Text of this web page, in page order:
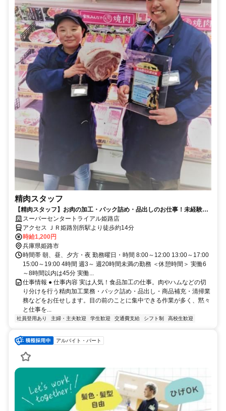
精肉スタッフ
【精肉スタッフ】お肉の加工・パック詰め・品出しのお仕事！未経験者
も大歓迎！
スーパーセンタートライアル姫路店
アクセス ＪＲ姫路別所駅より徒歩約14分
時給1,200円
兵庫県姫路市
時間帯 朝、昼、夕方・夜 勤務曜日・時間 8:00～12:00 13:00～17:00
15:00～19:00 4時間 週3～ 週20時間未満の勤務 ＜休憩時間＞ 実働6
～8時間以内は45分 実働...
仕事情報 ● 仕事内容 実は人気！食品加工の仕事。肉やハムなどの切
り分けを行う精肉加工業務・パック詰め・品出し・商品補充・清掃業
務などをお任せします。目の前のことに集中できる作業が多く、黙々
と仕事を...
社員登用あり 主婦・主夫歓迎 学生歓迎 交通費支給 シフト制 高校生歓迎
アルバイト・パート